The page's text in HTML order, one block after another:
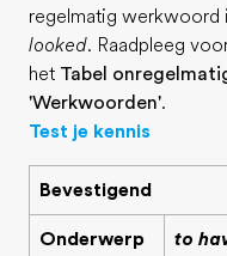
Wie wij zijn
Carrières
Kom bij ons team
regelmatig werkwoord
looked. Raadpleeg
het Tabel
'Werkwoorden'.
Test je kennis
Bevestigend
Onderwerp to